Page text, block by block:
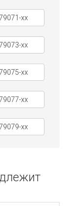
xx
xx
xx
xx
xx